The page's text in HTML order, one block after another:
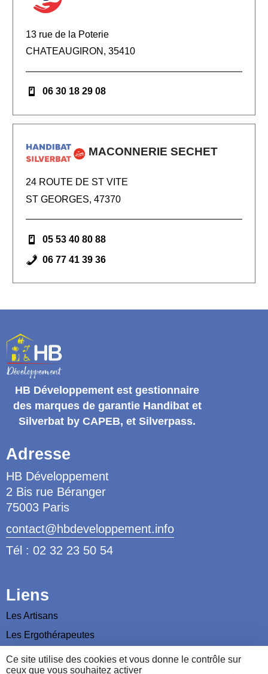
Ce site utilise des cookies et vous donne le contrôle sur
ceux que vous souhaitez activer
13 rue de la Poterie
CHATEAUGIRON, 35410
06 30 18 29 08
MACONNERIE SECHET
24 ROUTE DE ST VITE
ST GEORGES, 47370
05 53 40 80 88
06 77 41 39 36
HB Développement est gestionnaire
des marques de garantie Handibat et
Silverbat by CAPEB, et Silverpass.
Adresse
HB Développement
2 Bis rue Béranger
75003 Paris
contact@hbdeveloppement.info
Tél : 02 32 23 50 54
Liens
Les Artisans
Les Ergothérapeutes
Nous contacter